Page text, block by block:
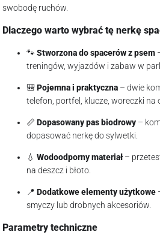
swobodę ruchów.
Dlaczego warto wybrać tę nerkę
🐾 Stworzona do spacerów z psem
treningów, wyjazdów i zabaw w
🎒Pojemna i praktyczna– dwie
telefon, portfel, klucze, woreczki na
📏 Dopasowany pas biodrowy–
dopasować nerkę do sylwetki.
💧 Wodoodporny materiał–
na deszcz i błoto.
📍 Dodatkowe elementy użytkowe
smyczy lub drobnych akcesoriów.
Parametry techniczne